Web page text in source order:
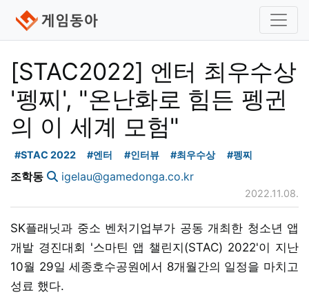
[STAC2022] 엔터 최우수상
'펭찌', "온난화로 힘든 펭귄
의 이 세계 모험"
#STAC 2022 #엔터 #인터뷰 #최우수상 #펭찌
조학동 igelau@gamedonga.co.kr
2022.11.08.
SK플래닛과 중소 벤처기업부가 공동 개최한 청소년 앱
개발 경진대회 '스마틴 앱 챌린지(STAC) 2022'이 지난
10월 29일 세종호수공원에서 8개월간의 일정을 마치고
성료 했다.